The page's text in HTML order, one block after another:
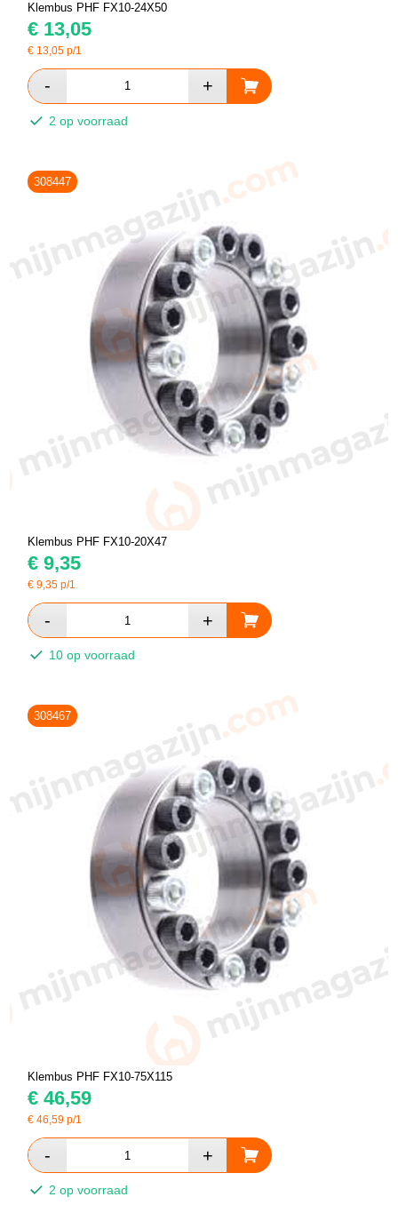
Klembus PHF FX10-24X50
€ 13,05
€ 13,05 p/1
2 op voorraad
308447
Klembus PHF FX10-20X47
€ 9,35
€9,35 p/1
10 op voorraad
308467
Klembus PHF FX10-75X115
€ 46,59
€46,59 p/1
2 op voorraad